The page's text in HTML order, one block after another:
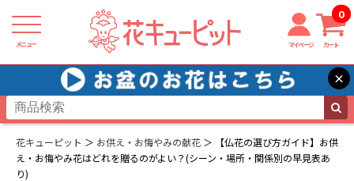
メニュー マイページ カート
0
×
花キューピット お供え・お悔やみの献花
【仏花の選び方ガイド】お供
え・お悔やみ花はどれを贈るのがよい？(シーン・場所・関係別の早見表あ
り)